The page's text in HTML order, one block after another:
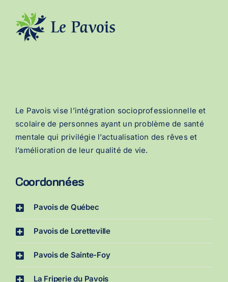
Le Pavois vise l’intégration socioprofessionnelle et
scolaire de personnes ayant un problème de santé
mentale qui privilégie l’actualisation des rêves et
l’amélioration de leur qualité de vie.
Coordonnées
Pavois de Québec
Pavois de Loretteville
Pavois de Sainte-Foy
La Friperie du Pavois